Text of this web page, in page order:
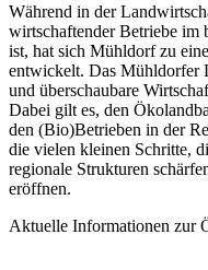
Während in der
wirtschaftender Betriebe im
ist, hat sich Mühldorf zu
entwickelt. Das Mühldorfer
und überschaubare
Dabei gilt es, den
den (Bio)Betrieben in der
die vielen kleinen Schritte,
regionale Strukturen
eröffnen.
Aktuelle Informationen zur